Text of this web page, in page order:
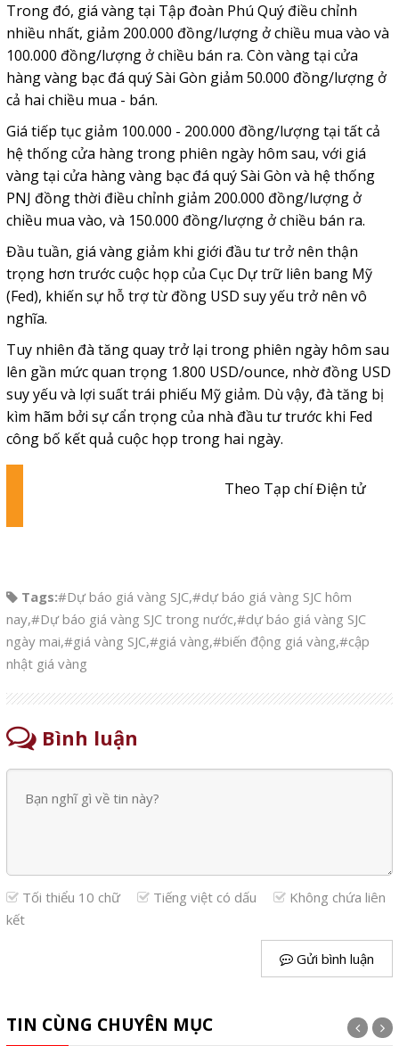
Trong đó, giá vàng tại Tập đoàn Phú Quý điều chỉnh
nhiều nhất, giảm 200.000 đồng/lượng ở chiều mua vào và
100.000 đồng/lượng ở chiều bán ra. Còn vàng tại cửa
hàng vàng bạc đá quý Sài Gòn giảm 50.000 đồng/lượng ở
cả hai chiều mua - bán.
Giá tiếp tục giảm 100.000 - 200.000 đồng/lượng tại tất cả
hệ thống cửa hàng trong phiên ngày hôm sau, với giá
vàng tại cửa hàng vàng bạc đá quý Sài Gòn và hệ thống
PNJ đồng thời điều chỉnh giảm 200.000 đồng/lượng ở
chiều mua vào, và 150.000 đồng/lượng ở chiều bán ra.
Đầu tuần, giá vàng giảm khi giới đầu tư trở nên thận
trọng hơn trước cuộc họp của Cục Dự trữ liên bang Mỹ
(Fed), khiến sự hỗ trợ từ đồng USD suy yếu trở nên vô
nghĩa.
Tuy nhiên đà tăng quay trở lại trong phiên ngày hôm sau
lên gần mức quan trọng 1.800 USD/ounce, nhờ đồng USD
suy yếu và lợi suất trái phiếu Mỹ giảm. Dù vậy, đà tăng bị
kìm hãm bởi sự cẩn trọng của nhà đầu tư trước khi Fed
công bố kết quả cuộc họp trong hai ngày.
Theo Tạp chí Điện tử
Tags:#Dự báo giá vàng SJC,#dự báo giá vàng SJC hôm
nay,#Dự báo giá vàng SJC trong nước,#dự báo giá vàng SJC
ngày mai,#giá vàng SJC,#giá vàng,#biến động giá vàng,#cập
nhật giá vàng
Bình luận
Tối thiểu 10 chữ Tiếng việt có dấu
Không chứa liên
kết
Gửi bình luận
TIN CÙNG CHUYÊN MỤC